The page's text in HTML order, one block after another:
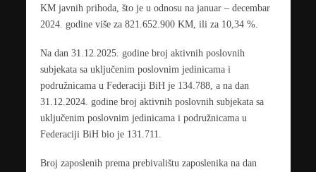
KM javnih prihoda, što je u odnosu na januar – decembar
2024. godine više za 821.652.900 KM, ili za 10,34 %.
Na dan 31.12.2025. godine broj aktivnih poslovnih
subjekata sa uključenim poslovnim jedinicama i
podružnicama u Federaciji BiH je 134.788, a na dan
31.12.2024. godine broj aktivnih poslovnih subjekata sa
uključenim poslovnim jedinicama i podružnicama u
Federaciji BiH bio je 131.711.
Broj zaposlenih prema prebivalištu zaposlenika na dan